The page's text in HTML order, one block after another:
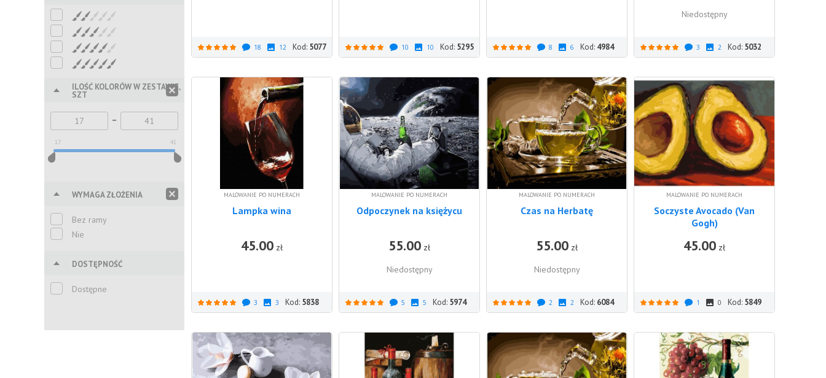
ILOŚĆ KOLORÓW W ZESTAWIE,
SZT
17 41
WYMAGA ZŁOŻENIA
Bez ramy
Nie
DOSTĘPNOŚĆ
Dostępne
18 12 Kod: 5077 10 10 Kod: 5295 8 6 Kod: 4984
Niedostępny
3 2 Kod: 5032
MALOWANIE PO NUMERACH
Lampka wina
45.00 zł DO KOSZYKA
3 3 Kod: 5838
MALOWANIE PO NUMERACH
Odpoczynek na księżycu
55.00 zł
Niedostępny
5 5 Kod: 5974
MALOWANIE PO NUMERACH
Czas na Herbatę
55.00 zł
Niedostępny
2 2 Kod: 6084
MALOWANIE PO NUMERACH
Soczyste Avocado (Van
Gogh)
45.00 zł
1 0 Kod: 5849